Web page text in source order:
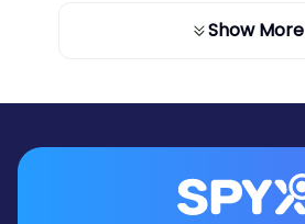
Show More